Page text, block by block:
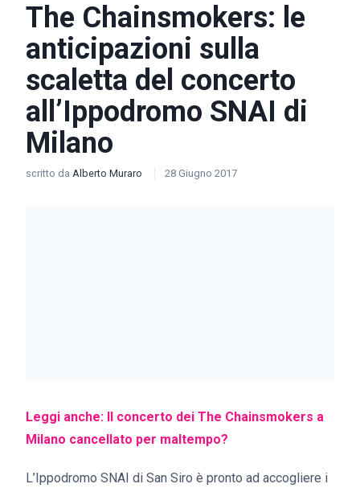
The Chainsmokers: le
anticipazioni sulla
scaletta del concerto
all’Ippodromo SNAI di
Milano
scritto da Alberto Muraro 28 Giugno 2017
Leggi anche: Il concerto dei The Chainsmokers a
Milano cancellato per maltempo?
L’Ippodromo SNAI di San Siro è pronto ad accogliere i